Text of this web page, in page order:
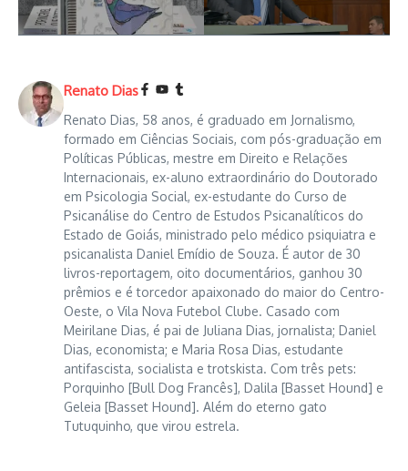
Renato Dias
Renato Dias, 58 anos, é graduado em Jornalismo,
formado em Ciências Sociais, com pós-graduação em
Políticas Públicas, mestre em Direito e Relações
Internacionais, ex-aluno extraordinário do Doutorado
em Psicologia Social, ex-estudante do Curso de
Psicanálise do Centro de Estudos Psicanalíticos do
Estado de Goiás, ministrado pelo médico psiquiatra e
psicanalista Daniel Emídio de Souza. É autor de 30
livros-reportagem, oito documentários, ganhou 30
prêmios e é torcedor apaixonado do maior do Centro-
Oeste, o Vila Nova Futebol Clube. Casado com
Meirilane Dias, é pai de Juliana Dias, jornalista; Daniel
Dias, economista; e Maria Rosa Dias, estudante
antifascista, socialista e trotskista. Com três pets:
Porquinho [Bull Dog Francês], Dalila [Basset Hound] e
Geleia [Basset Hound]. Além do eterno gato
Tutuquinho, que virou estrela.